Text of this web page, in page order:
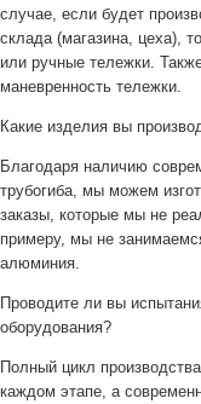
случае, если будет
склада (магазина, цеха),
или ручные тележки.
маневренность тележки.
Какие изделия вы
Благодаря наличию
трубогиба, мы можем
заказы, которые мы не
примеру, мы не
алюминия.
Проводите ли вы
оборудования?
Полный цикл
каждом этапе, а